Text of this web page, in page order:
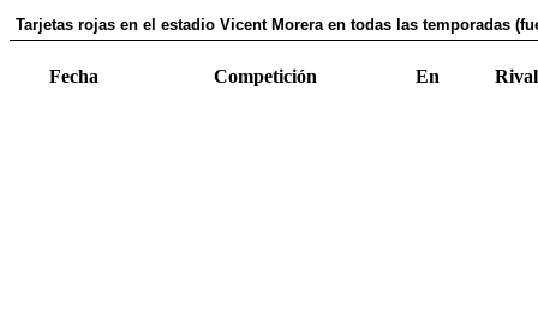
Tarjetas rojas en el estadio Vicent Morera en todas las temporadas
Fecha Competición En Rival